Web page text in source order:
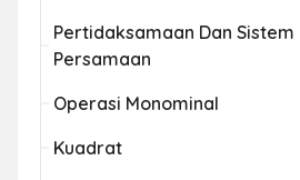
Pertidaksamaan Dan Sistem
Persamaan
Operasi Monominal
Kuadrat